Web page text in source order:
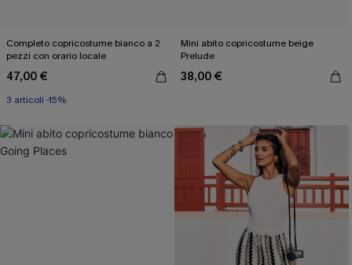
Completo copricostume bianco a 2
pezzi con orario locale
47,00 €
3 articoli -15%
Mini abito copricostume beige
Prelude
38,00 €